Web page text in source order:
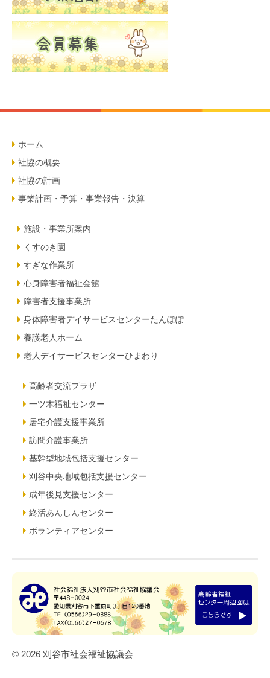
ホーム
社協の概要
社協の計画
事業計画・予算・事業報告・決算
施設・事業所案内
くすのき園
すぎな作業所
心身障害者福祉会館
障害者支援事業所
身体障害者デイサービスセンターたんぽぽ
養護老人ホーム
老人デイサービスセンターひまわり
高齢者交流プラザ
一ツ木福祉センター
居宅介護支援事業所
訪問介護事業所
基幹型地域包括支援センター
刈谷中央地域包括支援センター
成年後見支援センター
終活あんしんセンター
ボランティアセンター
© 2026 刈谷市社会福祉協議会